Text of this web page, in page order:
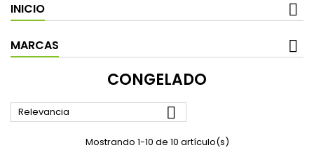
INICIO
MARCAS
CONGELADO
Relevancia 
Mostrando 1-10 de 10 artículo(s)